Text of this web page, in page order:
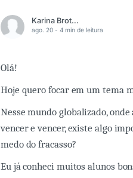
Karina Brotherhood
ago. 20 - 4 min de leitura
Olá!
Hoje quero focar em um tema
Nesse mundo globalizado,
vencer e vencer, existe algo
medo do fracasso?
Eu já conheci muitos alunos